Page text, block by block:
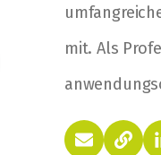
mit. Als